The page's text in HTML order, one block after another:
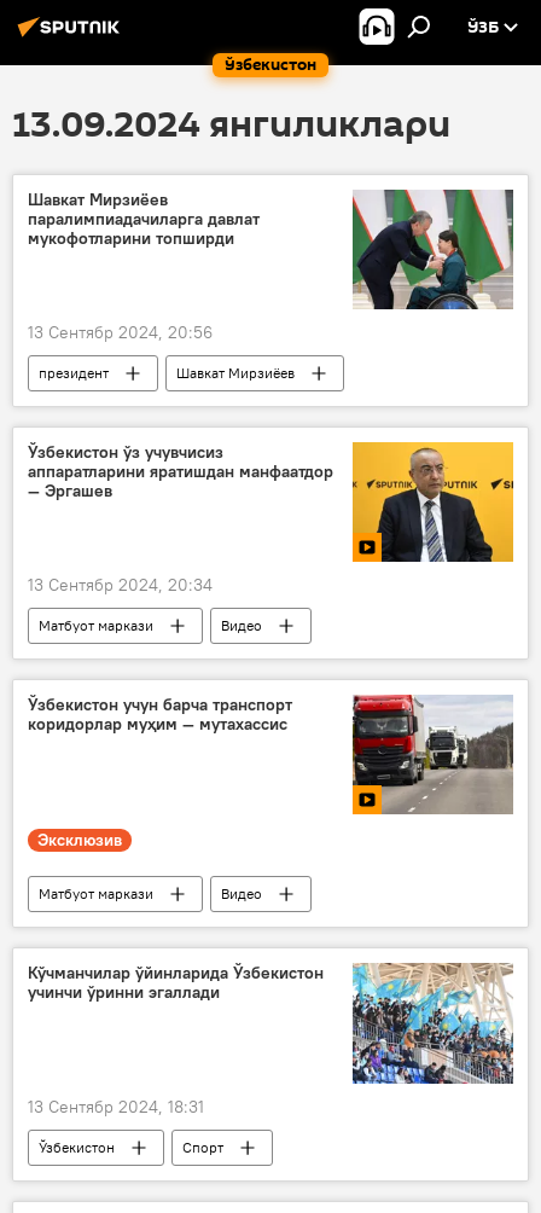
Ўзбекистон
ЎЗБ
13.09.2024 янгиликлари
Шавкат Мирзиёев
паралимпиадачиларга давлат
мукофотларини топширди
13 Сентябр 2024, 20:56
президент
Шавкат Мирзиёев
Париж Олимпиадаси
Паралимпиада
Ўзбекистон
Спорт
Ўзбекистон ўз учувчисиз
аппаратларини яратишдан манфаатдор
— Эргашев
13 Сентябр 2024, 20:34
Матбуот маркази
Видео
Бахтиёр Эргашев
учувчисиз қурилма
Россия
Дрон
Ўзбекистон учун барча транспорт
коридорлар муҳим — мутахассис
Эксклюзив
Матбуот маркази
Видео
Ўзбекистон
транспорт
Транспорт вазирлиги
Иқтисод
Кўчманчилар ўйинларида Ўзбекистон
учинчи ўринни эгаллади
13 Сентябр 2024, 18:31
Ўзбекистон
Спорт
Қозоғистон
мусобақа